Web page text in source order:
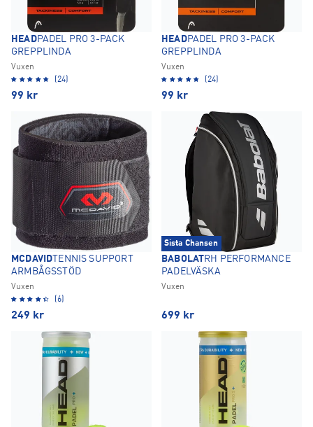
HEADPADEL PRO 3-PACK
GREPPLINDA
Vuxen
(24)
99 kr
HEADPADEL PRO 3-PACK
GREPPLINDA
Vuxen
(24)
99 kr
MCDAVID TENNIS SUPPORT
ARMBÅGSSTÖD
Vuxen
(6)
249 kr
Sista Chansen
BABOLATRH PERFORMANCE
PADELVÄSKA
Vuxen
699 kr